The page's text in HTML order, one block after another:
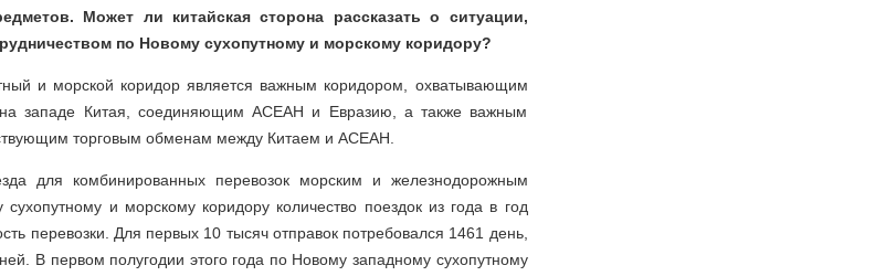
Может ли китайская сторона рассказать о ситуации,
по Новому сухопутному и морскому коридору?
и морской коридор является важным коридором, охватывающим
западе Китая, соединяющим АСЕАН и Евразию, а также важным
торговым обменам между Китаем и АСЕАН.
для комбинированных перевозок морским и железнодорожным
и морскому коридору количество поездок из года в год
перевозки. Для первых 10 тысяч отправок потребовался 1461 день,
В первом полугодии этого года по Новому западному сухопутному